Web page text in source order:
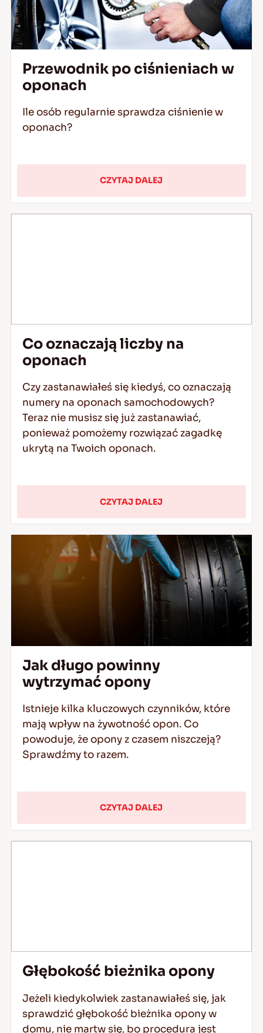
Przewodnik po ciśnieniach w
oponach
Ile osób regularnie sprawdza ciśnienie w
oponach?
CZYTAJ DALEJ
Co oznaczają liczby na
oponach
Czy zastanawiałeś się kiedyś, co oznaczają
numery na oponach samochodowych?
Teraz nie musisz się już zastanawiać,
ponieważ pomożemy rozwiązać zagadkę
ukrytą na Twoich oponach.
CZYTAJ DALEJ
Jak długo powinny
wytrzymać opony
Istnieje kilka kluczowych czynników, które
mają wpływ na żywotność opon. Co
powoduje, że opony z czasem niszczeją?
Sprawdźmy to razem.
CZYTAJ DALEJ
Głębokość bieżnika opony
Jeżeli kiedykolwiek zastanawiałeś się, jak
sprawdzić głębokość bieżnika opony w
domu, nie martw się, bo procedura jest